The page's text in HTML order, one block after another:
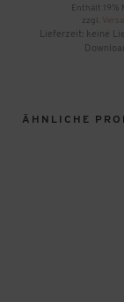
Enthält 19%
zzgl.
Lieferzeit: keine
ÄHNLICHE